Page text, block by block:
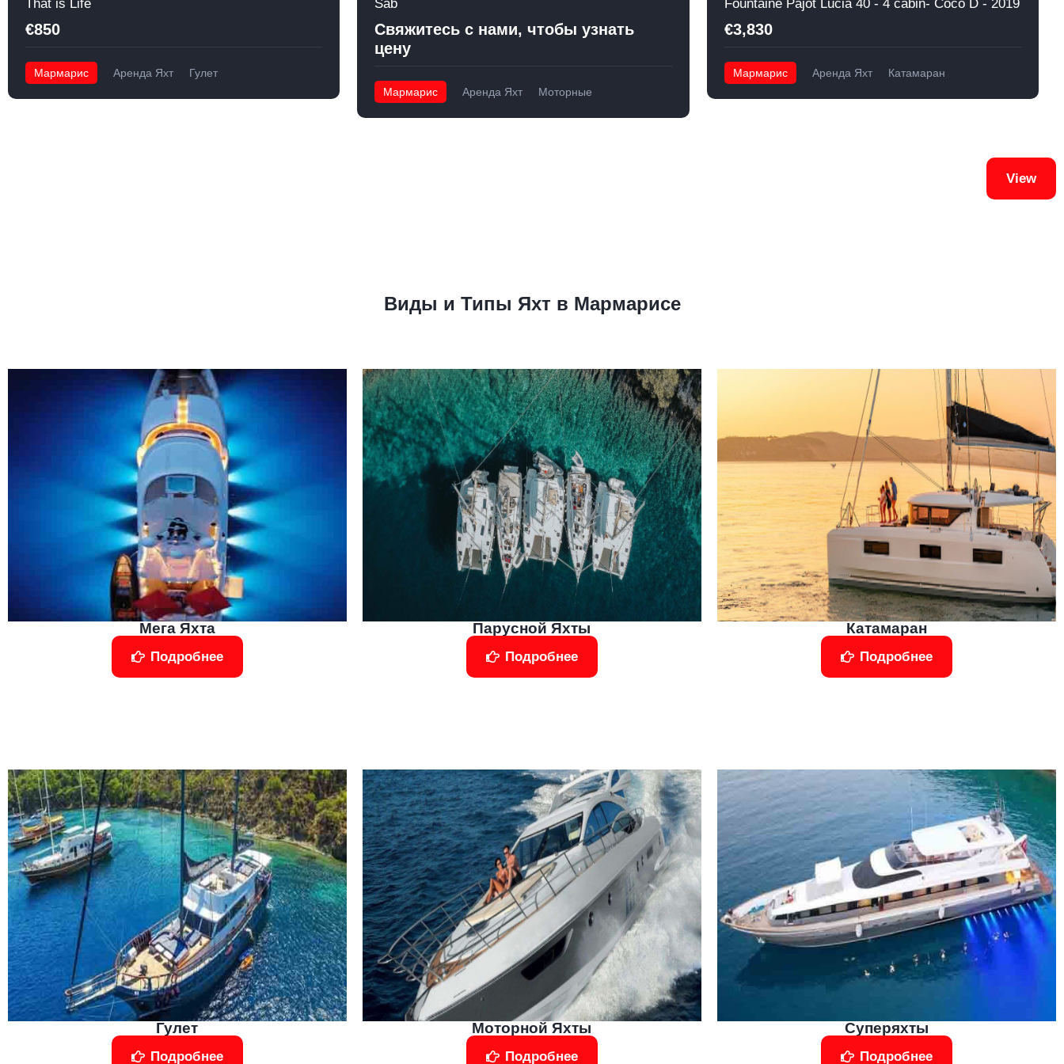
That is Life
€850
Мармарис Аренда Яхт Гулет
Sab
Свяжитесь с нами, чтобы узнать
цену
Мармарис Аренда Яхт Моторные
Fountaine Pajot Lucia 40 - 4 cabin- Coco D - 2019
€3,830
Мармарис Аренда Яхт Катамаран
View
Виды и Типы Яхт в Мармарисе
Мега Яхта
Подробнее
Парусной Яхты
Подробнее
Катамаран
Подробнее
Гулет
Подробнее
Моторной Яхты
Подробнее
Суперяхты
Подробнее